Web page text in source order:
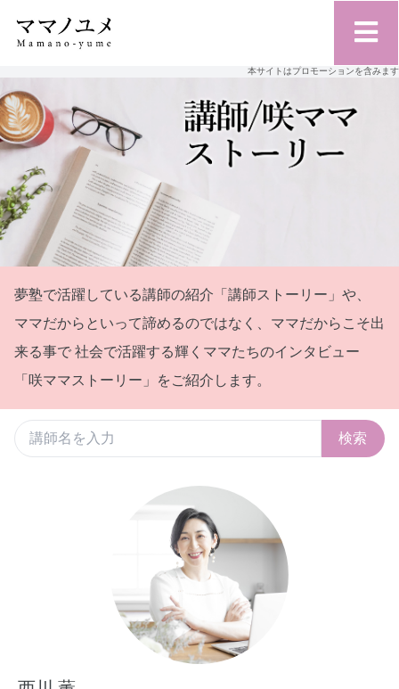
本サイトはプロモーションを含みます
夢塾で活躍している講師の紹介「講師ストーリー」や、
ママだからといって諦めるのではなく、ママだからこそ出
来る事で 社会で活躍する輝くママたちのインタビュー
「咲ママストーリー」をご紹介します。
検索